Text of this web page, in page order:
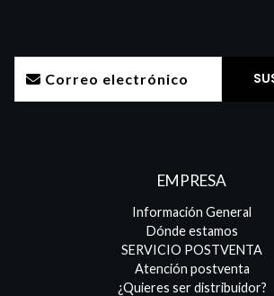
EMPRESA
Información General
Dónde estamos
SERVICIO POSTVENTA
Atención postventa
¿Quieres ser distribuidor?